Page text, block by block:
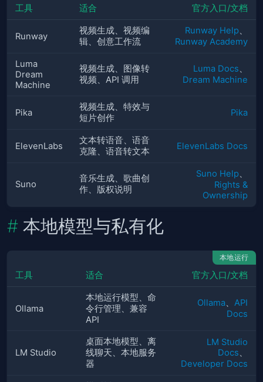
工具 适合 官方入口/文档
Runway
视频生成、视频编
辑、创意工作流
Runway Help、
Runway Academy
Luma
Dream
Machine
视频生成、图像转
视频、API 调用
Luma Docs、
Dream Machine
Pika
视频生成、特效与
短片创作
Pika
ElevenLabs
文本转语音、语音
克隆、语音转文本
ElevenLabs Docs
Suno
音乐生成、歌曲创
作、版权说明
Suno Help、
Rights &
Ownership
本地模型与私有化
本地运行
工具 适合 官方入口/文档
Ollama
本地运行模型、命
令行管理、兼容
API
Ollama、 API
Docs
LM Studio
桌面本地模型、离
线聊天、本地服务
器
LM Studio
Docs、
Developer Docs